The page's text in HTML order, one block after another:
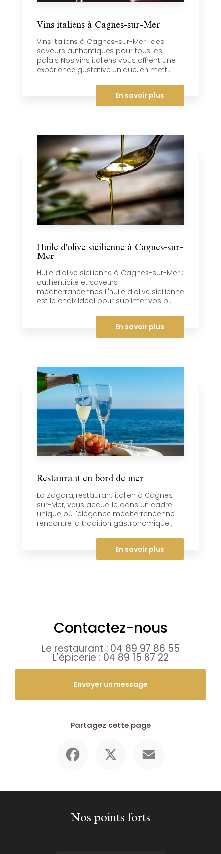
Vins italiens à Cagnes-sur-Mer
Vins italiens à Cagnes-sur-Mer : des
saveurs authentiques pour tous les
palais Nos vins italiens vous offrent une
expérience gustative unique, en mett...
En savoir plus
Huile d'olive sicilienne à Cagnes-sur-
Mer
Huile d'olive sicilienne à Cagnes-sur-Mer :
authenticité et saveurs
méditerranéennes L'huile d'olive sicilienne
est le choix idéal pour sublimer vos p...
En savoir plus
Restaurant en bord de mer
La Zagara, restaurant italien à Cagnes-
sur-Mer, vous accueille dans un cadre
unique où l'élégance méditerranéenne
rencontre la tradition gastronomique...
En savoir plus
Contactez-nous
Le restaurant : 04 89 97 86 55
L'épicerie : 04 89 15 87 22
Envoyer un message
Partagez cette page
Nos points forts